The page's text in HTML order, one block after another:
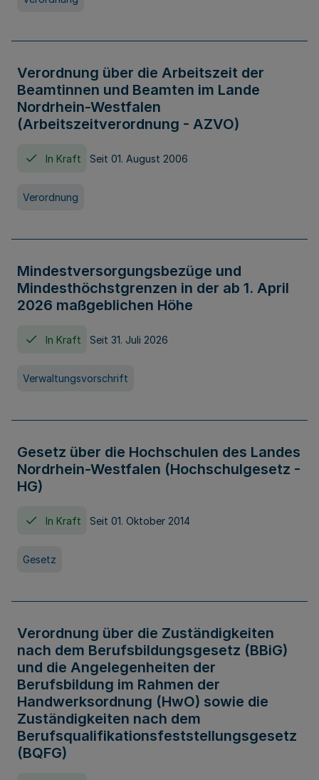
Verordnung über die Arbeitszeit der
Beamtinnen und Beamten im Lande
Nordrhein-Westfalen
(Arbeitszeitverordnung - AZVO)
In Kraft Seit 01. August 2006
Verordnung
Mindestversorgungsbezüge und
Mindesthöchstgrenzen in der ab 1. April
2026 maßgeblichen Höhe
In Kraft Seit 31. Juli 2026
Verwaltungsvorschrift
Gesetz über die Hochschulen des Landes
Nordrhein-Westfalen (Hochschulgesetz -
HG)
In Kraft Seit 01. Oktober 2014
Gesetz
Verordnung über die Zuständigkeiten
nach dem Berufsbildungsgesetz (BBiG)
und die Angelegenheiten der
Berufsbildung im Rahmen der
Handwerksordnung (HwO) sowie die
Zuständigkeiten nach dem
Berufsqualifikationsfeststellungsgesetz
(BQFG)